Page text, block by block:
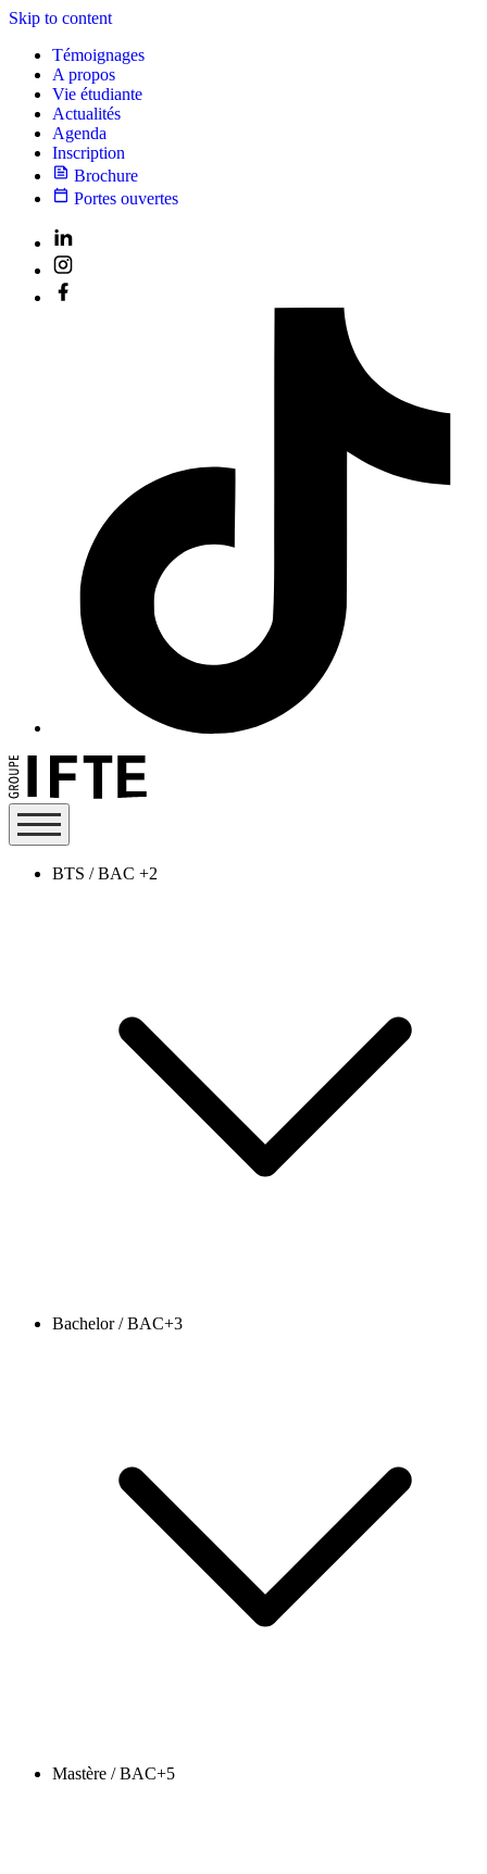
Skip to content
Témoignages
A propos
Vie étudiante
Actualités
Agenda
Inscription
Brochure
Portes ouvertes
BTS / BAC +2
Bachelor / BAC+3
Mastère / BAC+5